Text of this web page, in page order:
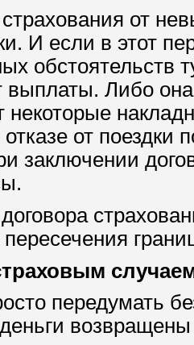
от
И если в этот
обстоятельств
выплаты. Либо
некоторые
от поездки
заключении
передумать